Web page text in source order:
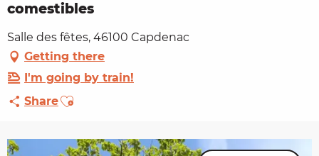
comestibles
Salle des fêtes, 46100 Capdenac
Getting there
I'm going by train!
ShareAjouter aux favoris